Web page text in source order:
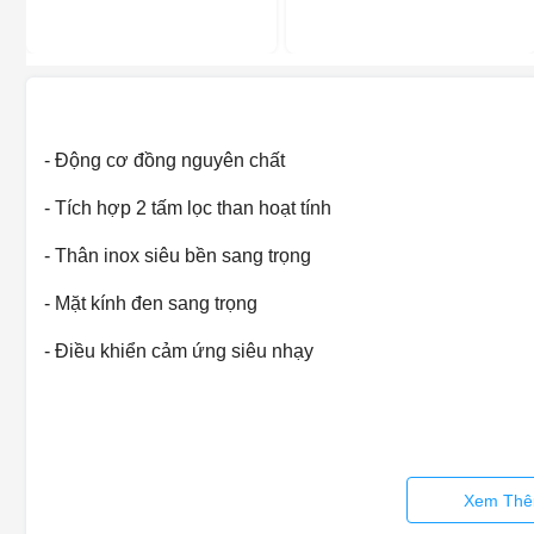
- Động cơ đồng nguyên chất
- Tích hợp 2 tấm lọc than hoạt tính
- Thân inox siêu bền sang trọng
- Mặt kính đen sang trọng
- Điều khiển cảm ứng siêu nhạy
Xem